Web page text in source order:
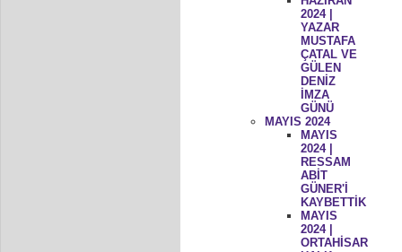
2024 |
YAZAR
MUSTAFA
ÇATAL VE
GÜLEN
DENİZ
İMZA
GÜNÜ
MAYIS 2024
MAYIS
2024 |
RESSAM
ABİT
GÜNER'İ
KAYBETTİK
MAYIS
2024 |
ORTAHİSAR